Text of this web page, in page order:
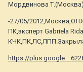
Мордвинова
-27/05/
ПК,эксперт Gabriela
https://